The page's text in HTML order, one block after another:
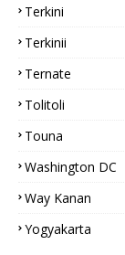
Terkini
Terkinii
Ternate
Tolitoli
Touna
Washington DC
Way Kanan
Yogyakarta